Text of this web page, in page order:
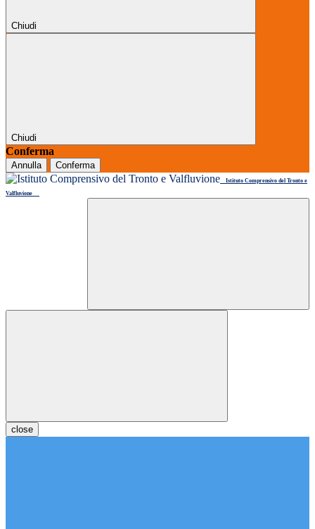
Chiudi
Chiudi
Conferma
Annulla Conferma
Istituto Comprensivo del Tronto e
Valfluvione
close